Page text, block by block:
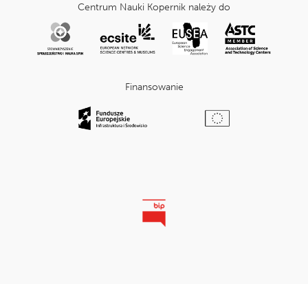
Centrum Nauki Kopernik należy do
Finansowanie